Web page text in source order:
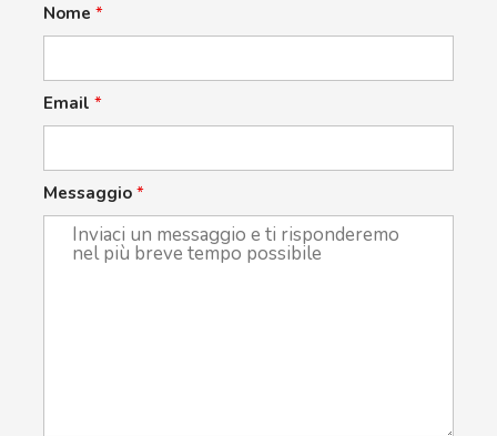
Nome *
Email *
Messaggio *